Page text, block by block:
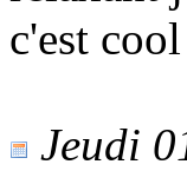
c'est
Jeudi